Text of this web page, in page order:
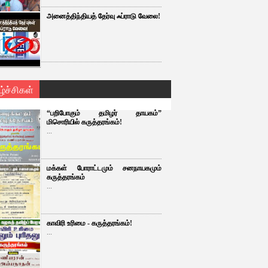
அனைத்திந்தியத் தேர்வு ஃப்ராடு வேலை!
“பறிபோகும் தமிழர் தாயகம்”
மிசொரியில் கருத்தரங்கம்!
...
மக்கள் போராட்டமும் சனநாயகமும்
கருத்தரங்கம்
...
காவிரி உரிமை - கருத்தரங்கம்!
...